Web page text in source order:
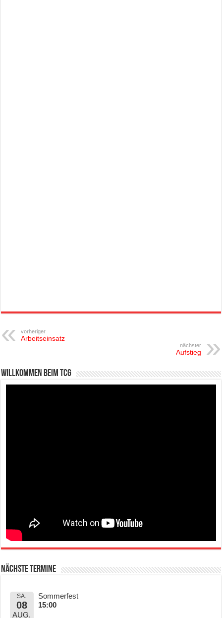
vorheriger
Arbeitseinsatz
nächster
Aufstieg
Willkommen beim TCG
Nächste Termine
SA.
08
AUG.
Sommerfest
15:00